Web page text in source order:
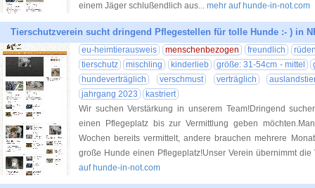
einem Jäger schlußendlich aus... mehr auf hunde-in-not.com
Tierschutzverein sucht dringend Pflegestellen für tolle Hunde :- ) in
eu-heimtierausweis menschenbezogen freundlich
tierschutz
mischling kinderlieb größe: 31-54cm - mittel
hundeverträglich
verschmust verträglich
jahrgang 2023
kastriert
Wir suchen Verstärkung in unserem Team!Dringend
einen Pflegeplatz bis zur Vermittlung geben
Wochen bereits vermittelt, andere brauchen mehrere
große Hunde einen Pflegeplatz!Unser Verein übernimmt
auf hunde-in-not.com